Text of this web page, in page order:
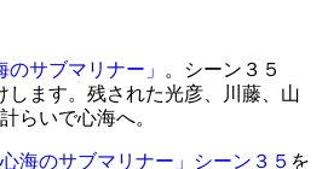
サブマリナー」
。シーン３５
します。残された光彦、川藤、山
らいで心海へ。
海のサブマリナー」シーン３５ を